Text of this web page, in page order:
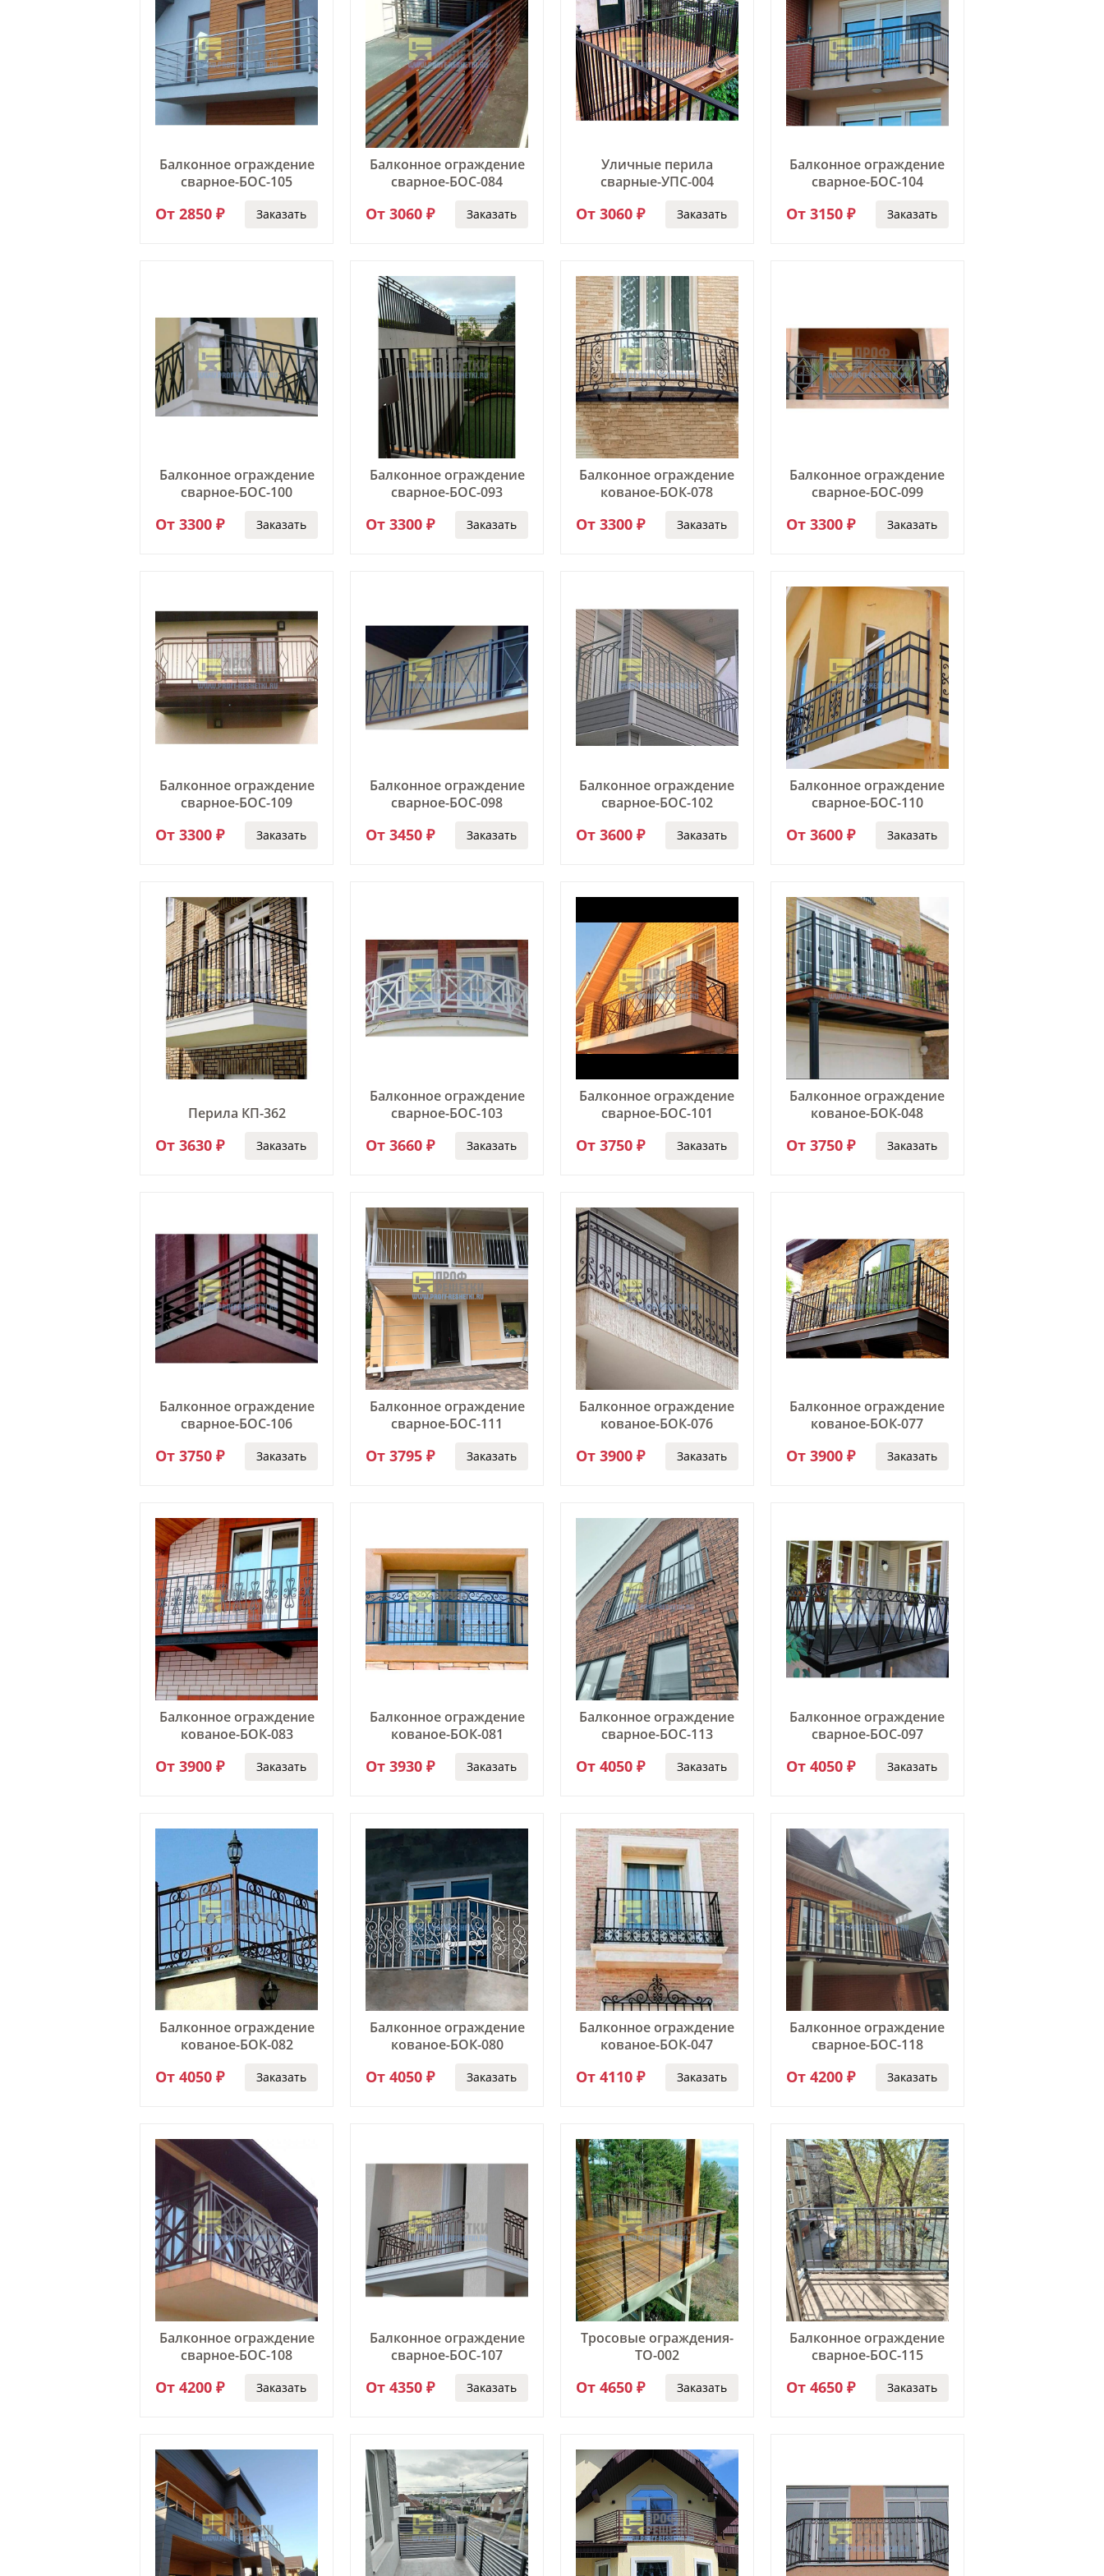
Ограждения лестничного марша
Перила для школы
Перила для детского сада
Перила для подъезда
Перила для террасы
Перила на забежные лестницы
Прямые перила
Складные перила
Сплошные перила
Узкие перила
Широкие перила
Наружные перила
Угловые перила
Полукруглые перила
Перила с 2 ригелями
Балконное ограждение
сварное-БОС-105
От 2850 ₽ Заказать
Балконное ограждение
сварное-БОС-084
От 3060 ₽ Заказать
Уличные перила
сварные-УПС-004
От 3060 ₽ Заказать
Балконное ограждение
сварное-БОС-104
От 3150 ₽ Заказать
Балконное ограждение
сварное-БОС-100
От 3300 ₽ Заказать
Балконное ограждение
сварное-БОС-093
От 3300 ₽ Заказать
Балконное ограждение
кованое-БОК-078
От 3300 ₽ Заказать
Балконное ограждение
сварное-БОС-099
От 3300 ₽ Заказать
Балконное ограждение
сварное-БОС-109
От 3300 ₽ Заказать
Балконное ограждение
сварное-БОС-098
От 3450 ₽ Заказать
Балконное ограждение
сварное-БОС-102
От 3600 ₽ Заказать
Балконное ограждение
сварное-БОС-110
От 3600 ₽ Заказать
Перила КП-362
От 3630 ₽ Заказать
Балконное ограждение
сварное-БОС-103
От 3660 ₽ Заказать
Балконное ограждение
сварное-БОС-101
От 3750 ₽ Заказать
Балконное ограждение
кованое-БОК-048
От 3750 ₽ Заказать
Балконное ограждение
сварное-БОС-106
От 3750 ₽ Заказать
Балконное ограждение
сварное-БОС-111
От 3795 ₽ Заказать
Балконное ограждение
кованое-БОК-076
От 3900 ₽ Заказать
Балконное ограждение
кованое-БОК-077
От 3900 ₽ Заказать
Балконное ограждение
кованое-БОК-083
От 3900 ₽ Заказать
Балконное ограждение
кованое-БОК-081
От 3930 ₽ Заказать
Балконное ограждение
сварное-БОС-113
От 4050 ₽ Заказать
Балконное ограждение
сварное-БОС-097
От 4050 ₽ Заказать
Балконное ограждение
кованое-БОК-082
От 4050 ₽ Заказать
Балконное ограждение
кованое-БОК-080
От 4050 ₽ Заказать
Балконное ограждение
кованое-БОК-047
От 4110 ₽ Заказать
Балконное ограждение
сварное-БОС-118
От 4200 ₽ Заказать
Балконное ограждение
сварное-БОС-108
От 4200 ₽ Заказать
Балконное ограждение
сварное-БОС-107
От 4350 ₽ Заказать
Тросовые ограждения-
ТО-002
От 4650 ₽ Заказать
Балконное ограждение
сварное-БОС-115
От 4650 ₽ Заказать